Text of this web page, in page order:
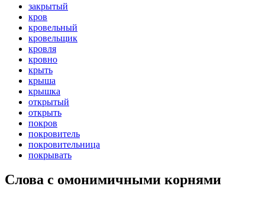
закрытый
кров
кровельный
кровельщик
кровля
кровно
крыть
крыша
крышка
открытый
открыть
покров
покровитель
покровительница
покрывать
Слова с омонимичными корнями